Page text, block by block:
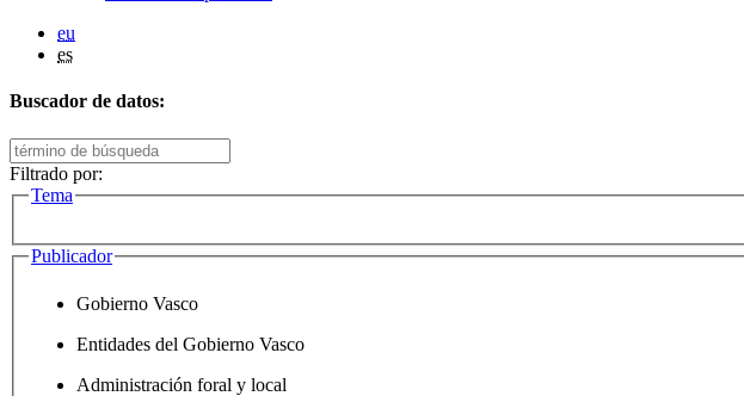
eu
es
Buscador de datos:
Filtrado por:
Tema
Publicador
Gobierno Vasco
Entidades del Gobierno Vasco
Administración foral y local